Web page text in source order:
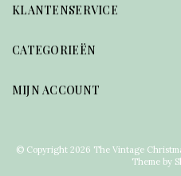
KLANTENSERVICE
CATEGORIEËN
MIJN ACCOUNT
© Copyright 2026 The Vintage
Theme by